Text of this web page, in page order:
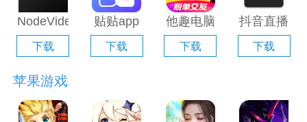
NodeVideo
电脑版
「含模拟
器」
下载
贴贴app
电脑版
「含模拟
下载
他趣电脑
版「含模
拟器」
下载
抖音直播
伴侣电脑
版「含模
下载
苹果游戏